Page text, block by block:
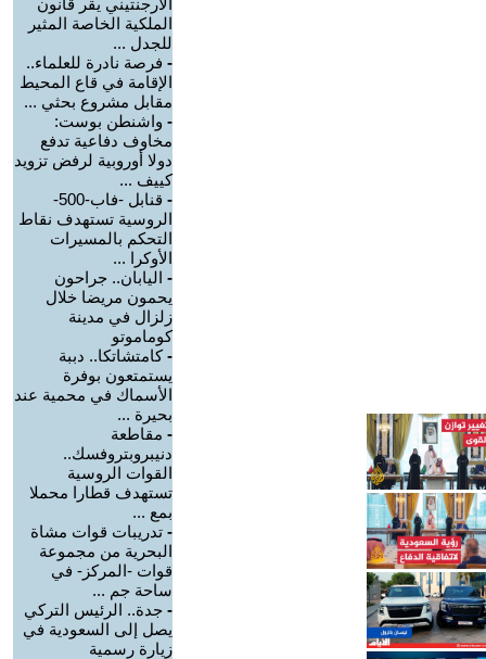
الأرجنتيني يقر قانون
الملكية الخاصة المثير
للجدل ...
- فرصة نادرة للعلماء..
الإقامة في قاع المحيط
مقابل مشروع بحثي ...
- واشنطن بوست:
مخاوف دفاعية تدفع
دولا أوروبية لرفض تزويد
كييف ...
-
قنابل -فاب-500-
الروسية تستهدف نقاط
التحكم بالمسيرات
الأوكرا ...
- اليابان.. جراحون
يحمون مريضا خلال
زلزال في مدينة
كوماموتو
-كامتشاتكا.. دببة
يستمتعون بوفرة
الأسماك في محمية عند
بحيرة ...
- مقاطعة
دنيبروبتروفسك..
القوات الروسية
تستهدف قطارا محملا
بمع ...
- تدريبات قوات مشاة
البحرية من مجموعة
قوات -المركز- في
ساحة جم ...
- جدة.. الرئيس التركي
يصل إلى السعودية في
زيارة رسمية